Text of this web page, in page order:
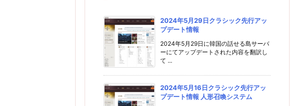
2024年5月29日クラシック先行アッ
プデート情報
2024年5月29日に韓国の話せる島サーバ
ーにてアップデートされた内容を翻訳し
て ...
2024年5月16日クラシック先行アッ
プデート情報 人形召喚システム